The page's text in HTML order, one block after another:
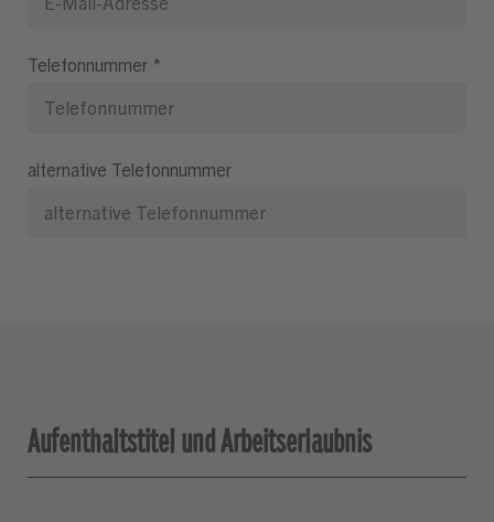
Telefonnummer *
alternative Telefonnummer
Aufenthaltstitel und Arbeitserlaubnis